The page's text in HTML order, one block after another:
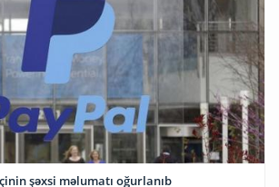
şəxsi məlumatı oğurlanıb